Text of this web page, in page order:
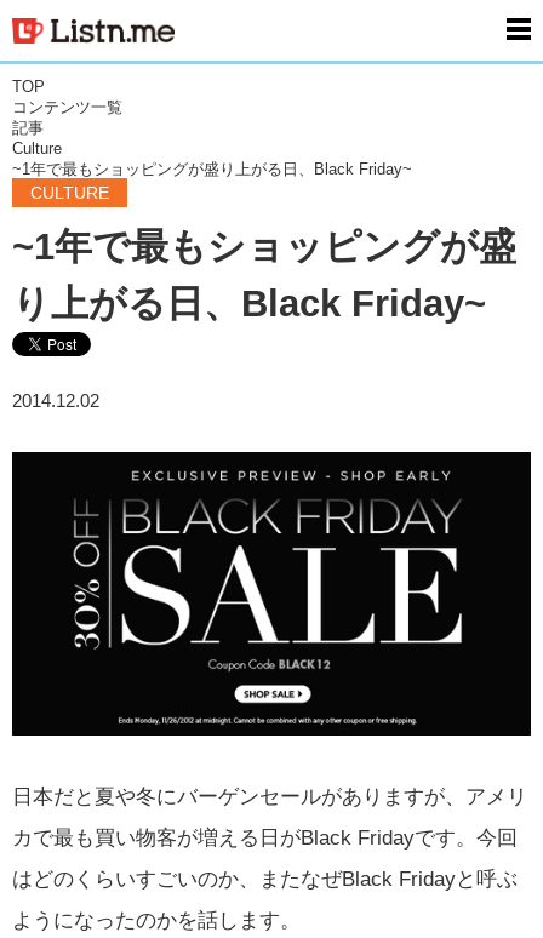
TOP
コンテンツ一覧
記事
Culture
~1年で最もショッピングが盛り上がる日、Black Friday~
CULTURE
~1年で最もショッピングが盛
り上がる日、Black Friday~
2014.12.02
日本だと夏や冬にバーゲンセールがありますが、アメリ
カで最も買い物客が増える日がBlack Fridayです。今回
はどのくらいすごいのか、またなぜBlack Fridayと呼ぶ
ようになったのかを話します。